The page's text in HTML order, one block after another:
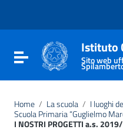
Vai al footer
Attiva / disattiva laIstituto
Sito web
Home / La scuola / I luoghi
Scuola Primaria “Guglielmo
I NOSTRI PROGETTI a.s.